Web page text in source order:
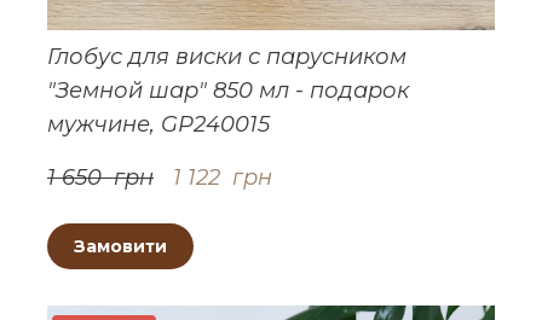
Глобус для виски с парусником
"Земной шар" 850 мл - подарок
мужчине, GP240015
1 650  грн
1 122  грн
Замовити